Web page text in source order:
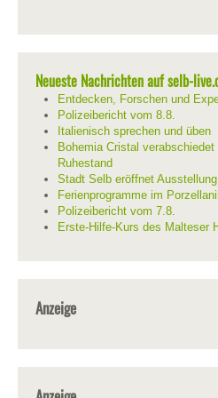
Neueste Nachrichten auf selb-
Entdecken, Forschen und
Polizeibericht vom 8.8.
Italienisch sprechen und üben
Bohemia Cristal
Ruhestand
Stadt Selb eröffnet
Ferienprogramme im
Polizeibericht vom 7.8.
Erste-Hilfe-Kurs des Malteser
Anzeige